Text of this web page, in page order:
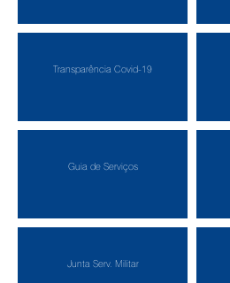
Transparência Covid-19
Guia de Serviços
Junta Serv. Militar